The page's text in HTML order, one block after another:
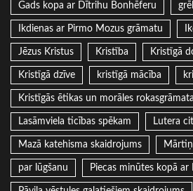
Gads kopa ar Dītrihu Bonhēferu
Ikdienas ar Pirmo Mozus grāmatu
Jēzus Kristus Kristība Kristīgā
Kristīgā dzīve kristīgā mācība
Kristīgās ētikas un morāles rokasgrāmata
Lasāmviela ticības spēkam Lutera
Mazā katehisma skaidrojums
par lūgšanu Piecas minūtes kopā ar